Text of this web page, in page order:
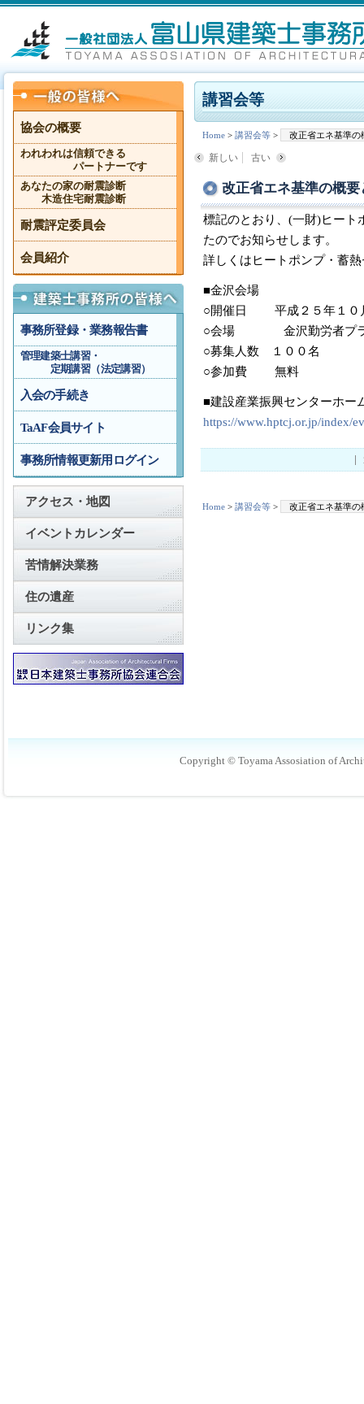
講習会等
Home > 講習会等 > 改正省エネ基準の
新しい 古い
改正省エネ基準の概
標記のとおり、(一財)ヒート
たのでお知らせします。
詳しくはヒートポンプ・蓄
■金沢会場
○開催日 平成２５年１０
○会場 金沢勤労者プ
○募集人数 １００名
○参加費 無料
■建設産業振興センターホー
https://www.hptcj.or.jp/index/
Home > 講習会等 > 改正省エネ基準の
協会の概要
われわれは信頼できる
パートナーです
あなたの家の耐震診断
木造住宅耐震診断
耐震評定委員会
会員紹介
事務所登録・業務報告書
管理建築士講習・
定期講習（法定講習）
入会の手続き
TaAF会員サイト
事務所情報更新用ログイン
アクセス・地図
イベントカレンダー
苦情解決業務
住の遺産
リンク集
Copyright © Toyama Assosiation of